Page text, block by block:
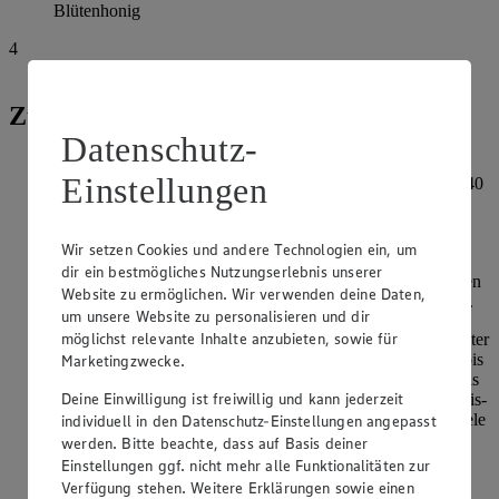
Blütenhonig
4
Zubereitung
Für das Eis die Macadamia-Nüsse klein hacken und mit
Puderzucker in einer beschichteten Pfanne karamelisieren. 40
g der karamelisierten Nüsse beiseite nehmen und auf einem
lassen.
Die restlichen Nüsse mit der Milch und der Sahne aufkochen
und 10 Minuten leicht köcheln lassen. Im Mixer fein mixen.
Honig und Eigelbe cremig rühren. Die Macadamiamilch unter
die Eigelbmasse rühren, unter ständigem Rühren erhitzen, bis
die Creme anfängt dickflüssig zu werden, sie darf keinesfalls
kochen. Auf Eiswasser abkühlen, gelegentlich umrühren. Eis-
Mischung in Becher füllen, leicht anfrieren und die Holzstiele
in die Mitte stecken. Für mindestens 3 Stunden ins
Gefrierfach stellen.
Datenschutz-
Einstellungen
Wir setzen Cookies und andere Technologien ein, um
dir ein bestmögliches Nutzungserlebnis unserer
Website zu ermöglichen. Wir verwenden deine Daten,
um unsere Website zu personalisieren und dir
möglichst relevante Inhalte anzubieten, sowie für
Marketingzwecke.
Deine Einwilligung ist freiwillig und kann jederzeit
individuell in den Datenschutz-Einstellungen angepasst
werden. Bitte beachte, dass auf Basis deiner
Einstellungen ggf. nicht mehr alle Funktionalitäten zur
Verfügung stehen. Weitere Erklärungen sowie einen